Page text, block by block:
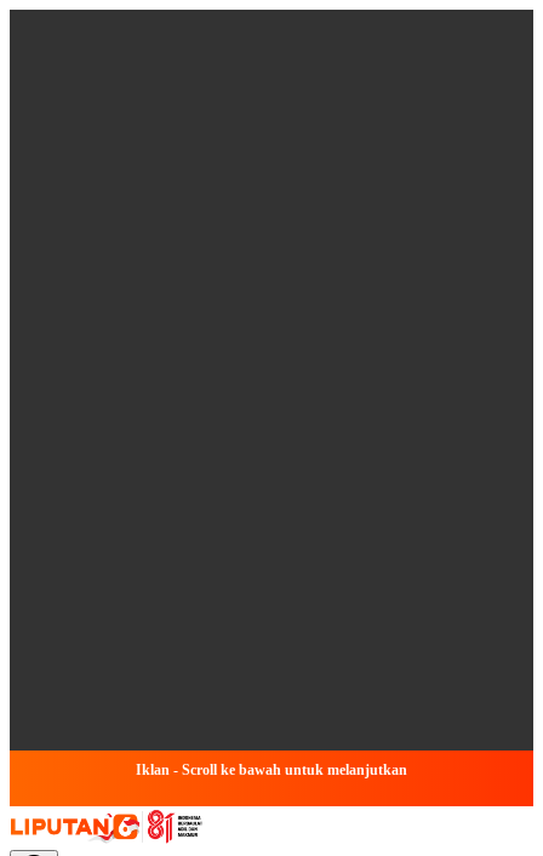
Iklan - Scroll ke bawah untuk melanjutkan